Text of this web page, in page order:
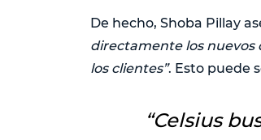
De hecho, Shoba Pillay
directamente los nuevos
los clientes”. Esto puede
“Celsius